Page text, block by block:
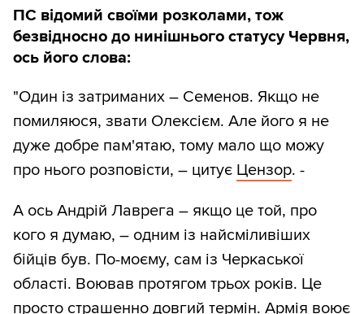
ПС відомий своїми розколами, тож
безвідносно до нинішнього статусу Червня,
ось його слова:
"Один із затриманих – Семенов. Якщо не
помиляюся, звати Олексієм. Але його я не
дуже добре пам'ятаю, тому мало що можу
про нього розповісти, – цитує Цензор. -
А ось Андрій Лаврега – якщо це той, про
кого я думаю, – одним із найсміливіших
бійців був. По-моєму, сам із Черкаської
області. Воював протягом трьох років. Це
просто страшенно довгий термін. Армія воює